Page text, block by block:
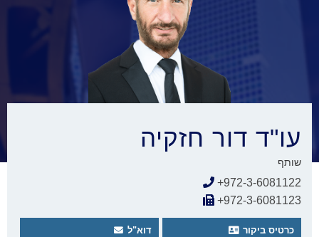
עו"ד דור חזקיה
שותף
+972-3-6081122
+972-3-6081123
דוא"ל כרטיס ביקור